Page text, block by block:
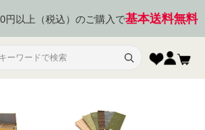
円以上（税込）のご購入で基本送料無料